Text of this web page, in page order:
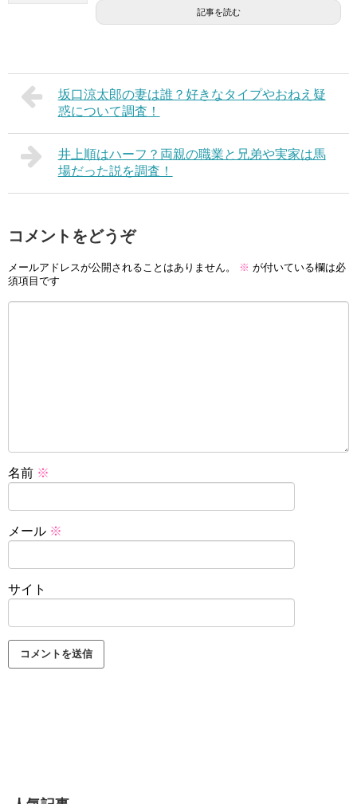
記事を読む
坂口涼太郎の妻は誰？好きなタイプやおねえ疑
惑について調査！
井上順はハーフ？両親の職業と兄弟や実家は馬
場だった説を調査！
コメントをどうぞ
メールアドレスが公開されることはありません。 ※ が付いている欄は必
須項目です
名前 ※
メール ※
サイト